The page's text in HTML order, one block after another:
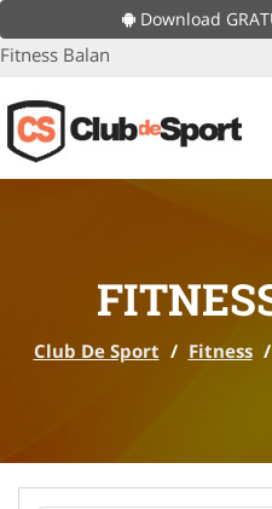
Download
Fitness Balan
Club De Sport / Fitness /